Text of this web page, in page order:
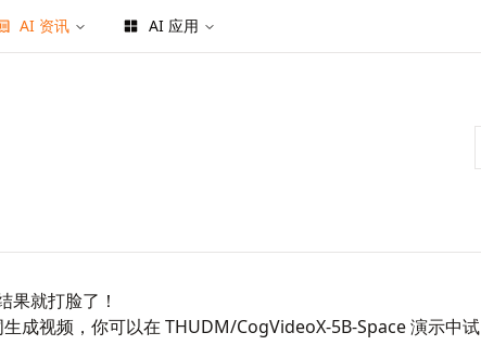
AI 资讯 AI 应用
就打脸了！
成视频，你可以在 THUDM/CogVideoX-5B-Space演示中试